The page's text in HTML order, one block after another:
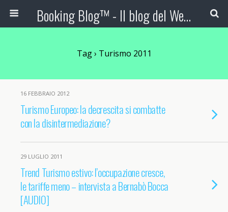
Booking Blog™ - Il blog del Web Marketing Turistico
Tag › Turismo 2011
16 FEBBRAIO 2012
Turismo Europeo: la decrescita si combatte
con la disintermediazione?
29 LUGLIO 2011
Trend Turismo estivo: l’occupazione cresce,
le tariffe meno – intervista a Bernabò Bocca
[AUDIO]